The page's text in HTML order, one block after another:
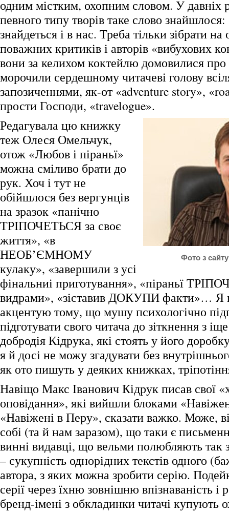
одним містким, охопним словом. У давніх
певного типу творів таке слово
знайдеться і в нас. Треба тільки зібрати
поважних критиків і авторів «вибухових
вони за келихом коктейлю домовилися
морочили сердешному читачеві голову
запозиченнями, як-от «adventure story»,
прости Господи, «travelogue».
Фото з
Редагувала цю книжку
теж Олеся Омельчук,
отож «Любов і піраньї»
можна сміливо брати до
рук. Хоч і тут не
обійшлося без вергунців
на зразок «панічно
ТРІПОЧЕТЬСЯ за своє
життя», «в
НЕОБ’ЄМНОМУ
кулаку», «завершили з усі
фінальниі приготування», «піраньї
видрами», «зіставив ДОКУПИ факти»… Я
акцентую тому, що мушу психологічно
підготувати свого читача до зіткнення з
добродія Кідрука, які стоять у його
я й досі не можу згадувати без
як ото пишуть у деяких книжках,
Навіщо Макс Іванович Кідрук писав свої
оповідання», які вийшли блоками
«Навіжені в Перу», сказати важко. Може,
собі (та й нам заразом), що таки є
винні видавці, що вельми полюбляють так
– сукупність однорідних текстів одного
автора, з яких можна зробити серію.
серії через їхню зовнішню впізнаваність і
бренд-імені з обкладинки читачі купують